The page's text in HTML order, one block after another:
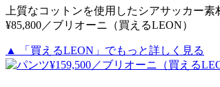
上質なコットンを使用したシアサッカー
¥85,800／ブリオーニ（買えるLEON）
▲ 「買えるLEON」でもっと詳しく見る